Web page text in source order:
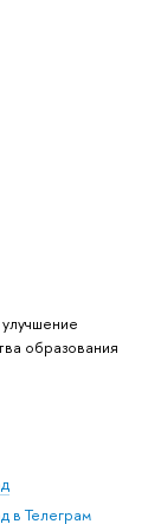
образования
в Телеграм